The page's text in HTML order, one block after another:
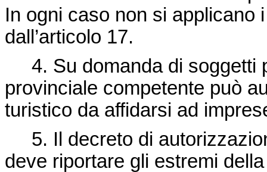
In ogni caso non si applicano
dall’articolo 17.
4. Su domanda di soggetti
provinciale competente può
turistico da affidarsi ad
5. Il decreto di
deve riportare gli estremi